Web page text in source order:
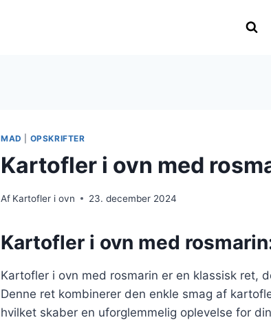
MAD OPSKRIFTER
Kartofler i ovn med
Af Kartofler i ovn 23. december 2024
Kartofler i ovn med
Kartofler i ovn med rosmarin er en klassisk ret,
Denne ret kombinerer den enkle smag af
hvilket skaber en uforglemmelig oplevelse for